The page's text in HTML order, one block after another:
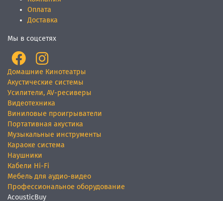
Оплата
Доставка
Мы в соцсетях
Домашние Кинотеатры
Акустические системы
Усилители, AV-ресиверы
Видеотехника
Виниловые проигрыватели
Портативная акустика
Музыкальные инструменты
Караоке система
Наушники
Кабели Hi-Fi
Мебель для аудио-видео
Профессиональное оборудование
AcousticBuy